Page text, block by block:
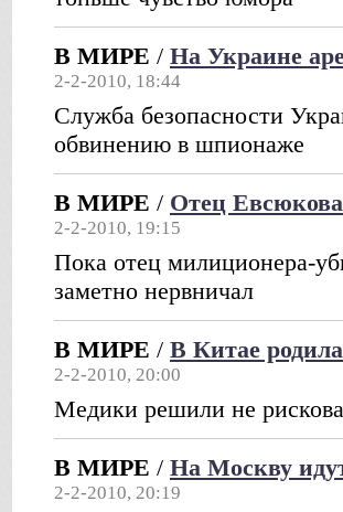
В МИРЕ / На Украине
2-2-2010, 18:44
Служба безопасности
обвинению в шпионаже
В МИРЕ / Отец Евсюкова
2-2-2010, 19:15
Пока отец милиционера-
заметно нервничал
В МИРЕ / В Китае
2-2-2010, 20:00
Медики решили не
В МИРЕ / На Москву
2-2-2010, 20:19